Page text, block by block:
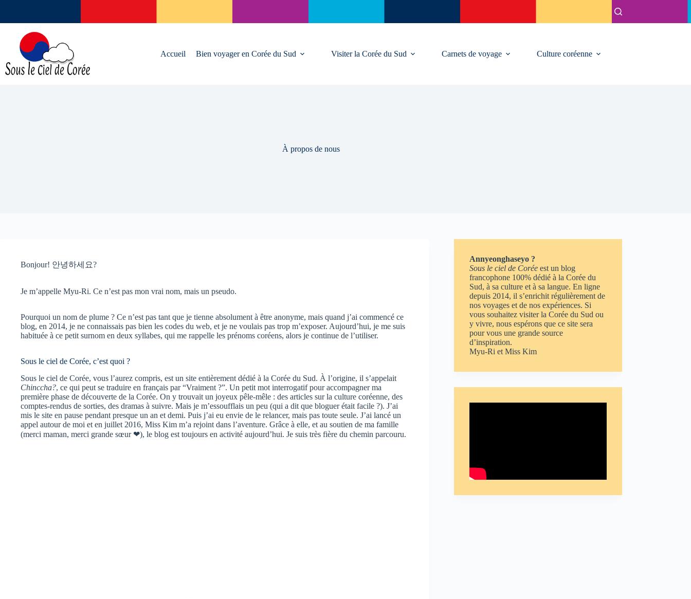
contenu
Accueil Bien voyager en Corée du Sud Visiter la Corée du Sud Carnets de voyage Culture coréenne
À propos de nous
Bonjour! 안녕하세요?
Je m’appelle Myu-Ri. Ce n’est pas mon vrai nom, mais un pseudo.
Pourquoi un nom de plume ? Ce n’est pas tant que je tienne absolument à être anonyme, mais quand j’ai commencé ce
blog, en 2014, je ne connaissais pas bien les codes du web, et je ne voulais pas trop m’exposer. Aujourd’hui, je me suis
habituée à ce petit surnom en deux syllabes, qui me rappelle les prénoms coréens, alors je continue de l’utiliser.
Sous le ciel de Corée, c’est quoi ?
Sous le ciel de Corée, vous l’aurez compris, est un site entièrement dédié à la Corée du Sud. À l’origine, il s’appelait
Chinccha?, ce qui peut se traduire en français par “Vraiment ?”. Un petit mot interrogatif pour accompagner ma
première phase de découverte de la Corée. On y trouvait un joyeux pêle-mêle : des articles sur la culture coréenne, des
comptes-rendus de sorties, des dramas à suivre. Mais je m’essoufflais un peu (qui a dit que bloguer était facile ?). J’ai
mis le site en pause pendant presque un an et demi. Puis j’ai eu envie de le relancer, mais pas toute seule. J’ai lancé un
appel autour de moi et en juillet 2016, Miss Kim m’a rejoint dans l’aventure. Grâce à elle, et au soutien de ma famille
(merci maman, merci grande sœur ❤), le blog est toujours en activité aujourd’hui. Je suis très fière du chemin parcouru.
Annyeonghaseyo ?
Sous le ciel de Corée est un blog
francophone 100% dédié à la Corée du
Sud, à sa culture et à sa langue. En ligne
depuis 2014, il s’enrichit régulièrement de
nos voyages et de nos expériences. Si
vous souhaitez visiter la Corée du Sud ou
y vivre, nous espérons que ce site sera
pour vous une grande source
d’inspiration.
Myu-Ri et Miss Kim